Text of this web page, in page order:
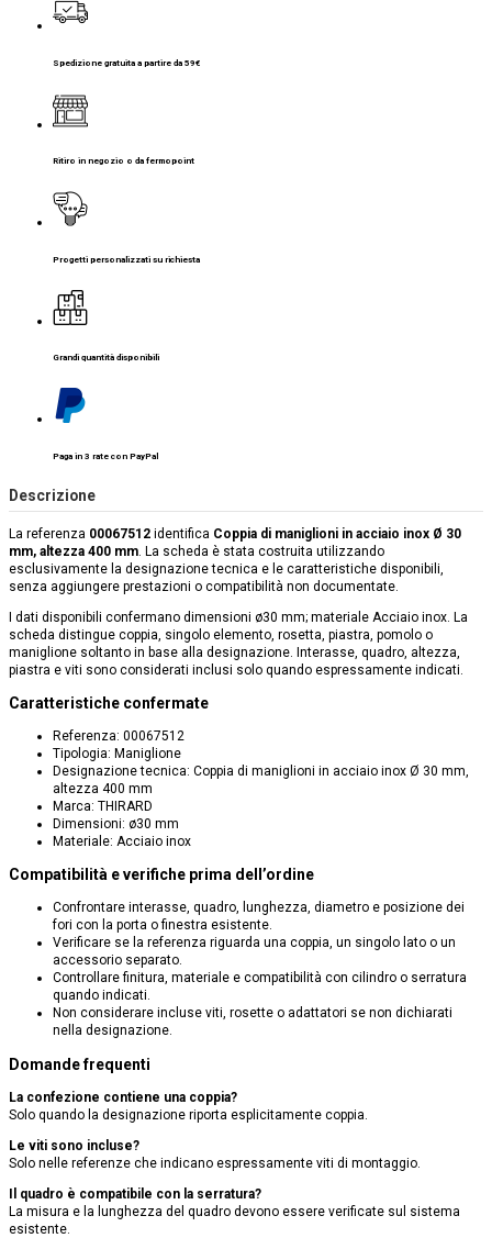
Spedizione gratuita a partire da 59€
Ritiro in negozio o da fermopoint
Progetti personalizzati su richiesta
Grandi quantità disponibili
Paga in 3 rate con PayPal
Descrizione
La referenza 00067512 identifica Coppia di maniglioni in acciaio inox Ø 30
mm, altezza 400 mm. La scheda è stata costruita utilizzando
esclusivamente la designazione tecnica e le caratteristiche disponibili,
senza aggiungere prestazioni o compatibilità non documentate.
I dati disponibili confermano dimensioni ø30 mm; materiale Acciaio inox. La
scheda distingue coppia, singolo elemento, rosetta, piastra, pomolo o
maniglione soltanto in base alla designazione. Interasse, quadro, altezza,
piastra e viti sono considerati inclusi solo quando espressamente indicati.
Caratteristiche confermate
Referenza: 00067512
Tipologia: Maniglione
Designazione tecnica: Coppia di maniglioni in acciaio inox Ø 30 mm,
altezza 400 mm
Marca: THIRARD
Dimensioni: ø30 mm
Materiale: Acciaio inox
Compatibilità e verifiche prima dell’ordine
Confrontare interasse, quadro, lunghezza, diametro e posizione dei
fori con la porta o finestra esistente.
Verificare se la referenza riguarda una coppia, un singolo lato o un
accessorio separato.
Controllare finitura, materiale e compatibilità con cilindro o serratura
quando indicati.
Non considerare incluse viti, rosette o adattatori se non dichiarati
nella designazione.
Domande frequenti
La confezione contiene una coppia?
Solo quando la designazione riporta esplicitamente coppia.
Le viti sono incluse?
Solo nelle referenze che indicano espressamente viti di montaggio.
Il quadro è compatibile con la serratura?
La misura e la lunghezza del quadro devono essere verificate sul sistema
esistente.